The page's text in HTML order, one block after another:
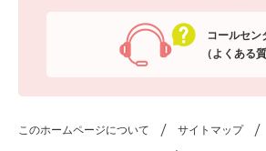
コールセン
（よくある質
このホームページについて サイトマップ